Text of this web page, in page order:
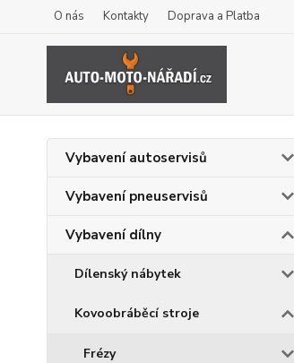
O nás Kontakty Doprava a Platba
Vybavení autoservisů
Vybavení pneuservisů
Vybavení dílny
Dílenský nábytek
Kovoobráběcí stroje
Frézy